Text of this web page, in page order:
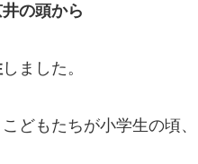
の頭から
しました。
どもたちが小学生の頃、